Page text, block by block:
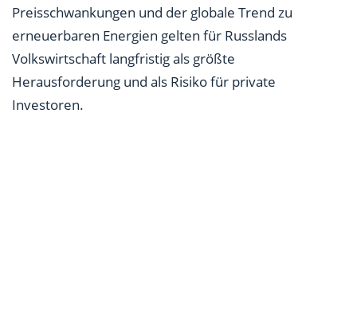
Preisschwankungen und der globale Trend zu
erneuerbaren Energien gelten für Russlands
Volkswirtschaft langfristig als größte
Herausforderung und als Risiko für private
Investoren.